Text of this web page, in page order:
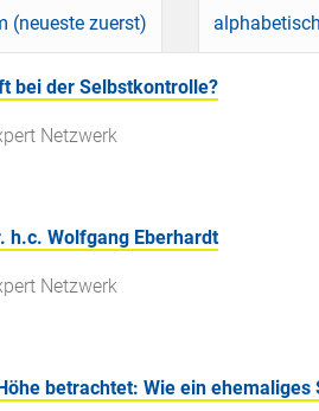
(neueste zuerst) alphabetisch
bei der Selbstkontrolle?
Netzwerk
h.c. Wolfgang Eberhardt
Netzwerk
betrachtet: Wie ein